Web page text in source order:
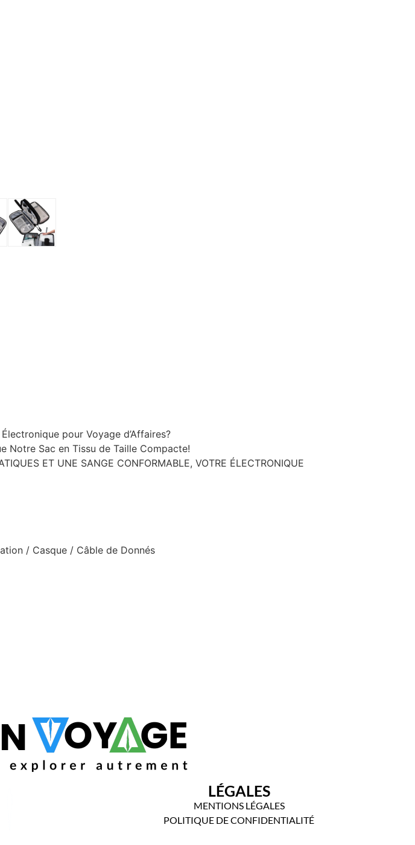
pour Voyage d’Affaires?
Notre Sac en Tissu de Taille Compacte!
ET UNE SANGE CONFORMABLE, VOTRE ÉLECTRONIQUE
/ Casque / Câble de Donnés
LÉGALES
MENTIONS LÉGALES
POLITIQUE DE CONFIDENTIALITÉ